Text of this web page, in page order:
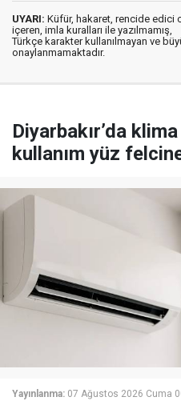
UYARI: Küfür, hakaret, rencide edici
içeren, imla kuralları ile yazılmamış,
Türkçe karakter kullanılmayan ve
onaylanmamaktadır.
Diyarbakır’da
kullanım yüz
Yayınlanma: 07 Ağustos 2026 Cuma